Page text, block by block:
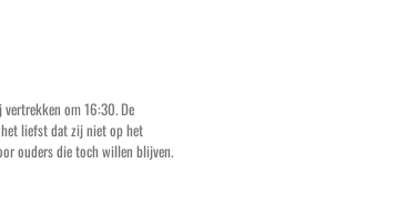
om 16:30. De
het liefst dat zij niet op het
ouders die toch willen blijven.